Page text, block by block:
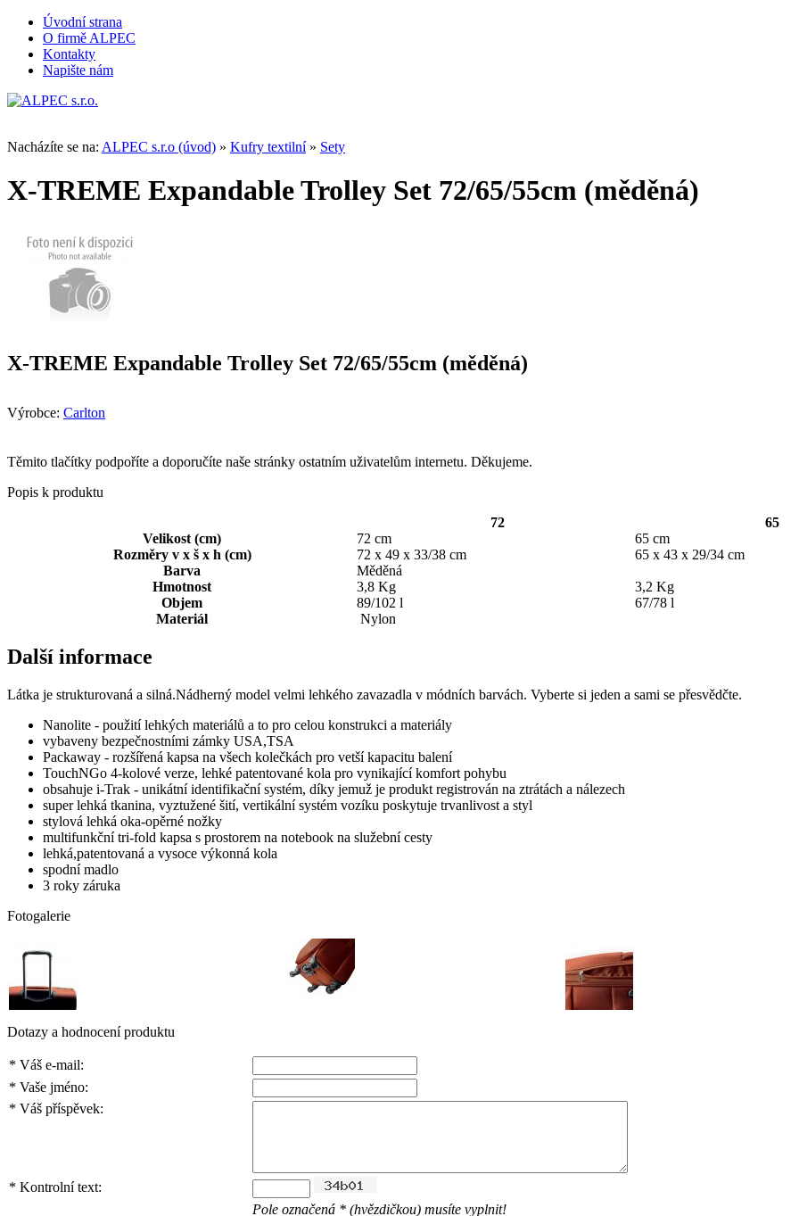
Úvodní strana
O firmě ALPEC
Kontakty
Napište nám
Nacházíte se na: ALPEC s.r.o (úvod) » Kufry textilní » Sety
X-TREME Expandable Trolley Set 72/65/55cm (měděná)
X-TREME Expandable Trolley Set 72/65/55cm (měděná)
Výrobce: Carlton
Těmito tlačítky podpoříte a doporučíte naše stránky ostatním uživatelům internetu. Děkujeme.
Popis k produktu
72
65
Velikost (cm)
72 cm
65 cm
Rozměry v x š x h (cm)
72 x 49 x 33/38 cm
65 x 43 x 29/34 cm
Barva
Měděná
Hmotnost
3,8 Kg
3,2 Kg
Objem
89/102 l
67/78 l
Materiál
Nylon
Další informace
Látka je strukturovaná a silná.Nádherný model velmi lehkého zavazadla v módních barvách. Vyberte si jeden a sami se přesvědčte.
Nanolite - použití lehkých materiálů a to pro celou konstrukci a materiály
vybaveny bezpečnostními zámky USA,TSA
Packaway - rozšířená kapsa na všech kolečkách pro vetší kapacitu balení
TouchNGo 4-kolové verze, lehké patentované kola pro vynikající komfort pohybu
obsahuje i-Trak - unikátní identifikační systém, díky jemuž je produkt registrován na ztrátách a nálezech
super lehká tkanina, vyztužené šití, vertikální systém vozíku poskytuje trvanlivost a styl
stylová lehká oka-opěrné nožky
multifunkční tri-fold kapsa s prostorem na notebook na služební cesty
lehká,patentovaná a vysoce výkonná kola
spodní madlo
3 roky záruka
Fotogalerie
Dotazy a hodnocení produktu
* Váš e-mail:
* Vaše jméno:
* Váš příspěvek:
* Kontrolní text:
Pole označená * (hvězdičkou) musíte vyplnit!